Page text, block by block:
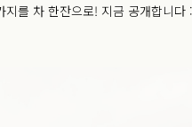
지를 차 한잔으로! 지금 공개합니다